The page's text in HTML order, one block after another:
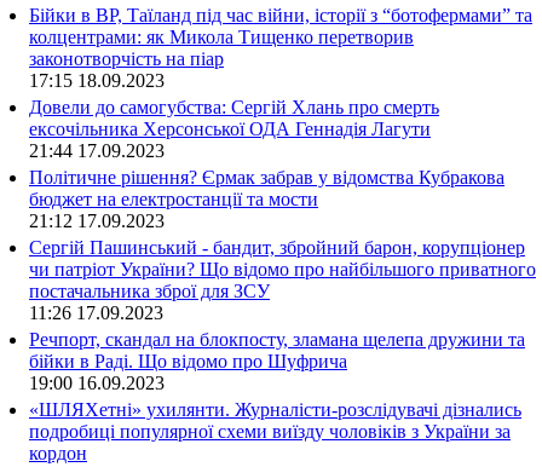
Бійки в ВР, Таїланд під час війни, історії з “ботофермами” та
колцентрами: як Микола Тищенко перетворив
законотворчість на піар
17:15 18.09.2023
Довели до самогубства: Сергій Хлань про смерть
ексочільника Херсонської ОДА Геннадія Лагути
21:44 17.09.2023
Політичне рішення? Єрмак забрав у відомства Кубракова
бюджет на електростанції та мости
21:12 17.09.2023
Сергій Пашинський - бандит, збройний барон, корупціонер
чи патріот України? Що відомо про найбільшого приватного
постачальника зброї для ЗСУ
11:26 17.09.2023
Речпорт, скандал на блокпосту, зламана щелепа дружини та
бійки в Раді. Що відомо про Шуфрича
19:00 16.09.2023
«ШЛЯХетні» ухилянти. Журналісти-розслідувачі дізнались
подробиці популярної схеми виїзду чоловіків з України за
кордон